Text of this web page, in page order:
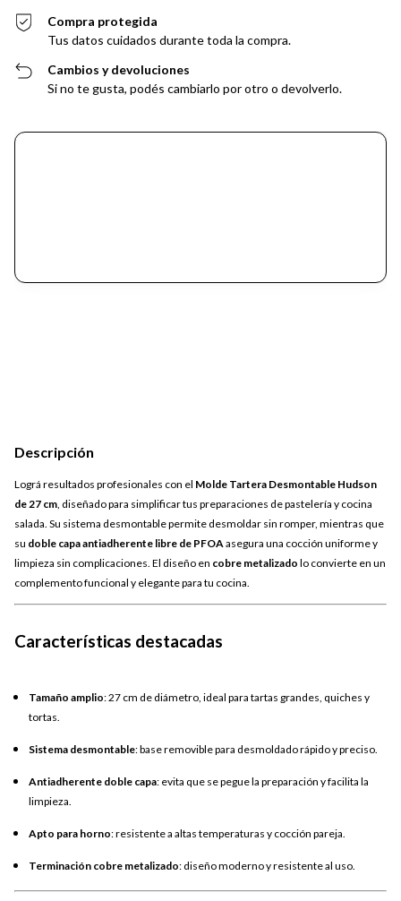
Compra protegida
Tus datos cuidados durante toda la compra.
Cambios y devoluciones
Si no te gusta, podés cambiarlo por otro o devolverlo.
Descripción
Lográ resultados profesionales con el Molde Tartera Desmontable Hudson
de 27 cm , diseñado para simplificar tus preparaciones de pastelería y cocina
salada. Su sistema desmontable permite desmoldar sin romper, mientras que
su doble capa antiadherente libre de PFOA asegura una cocción uniforme y
limpieza sin complicaciones. El diseño en cobre metalizado lo convierte en un
complemento funcional y elegante para tu cocina.
Características destacadas
Tamaño amplio: 27 cm de diámetro, ideal para tartas grandes, quiches y
tortas.
Sistema desmontable: base removible para desmoldado rápido y preciso.
Antiadherente doble capa: evita que se pegue la preparación y facilita la
limpieza.
Apto para horno: resistente a altas temperaturas y cocción pareja.
Terminación cobre metalizado: diseño moderno y resistente al uso.